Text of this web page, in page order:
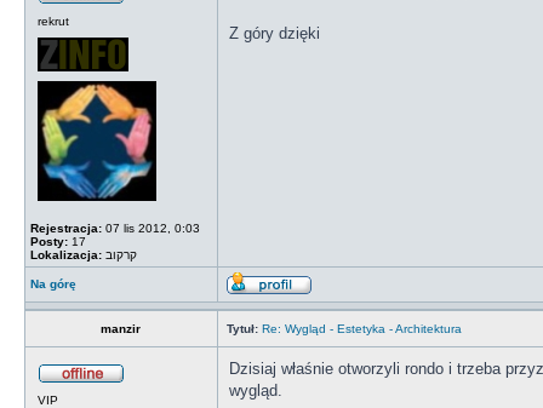
rekrut
Rejestracja: 07 lis 2012, 0:03
Posty: 17
Lokalizacja: קרקוב
Z góry dzięki
Na górę
manzir Tytuł: Re: Wygląd - Estetyka - Architektura
VIP
Dzisiaj właśnie otworzyli rondo i trzeba
wygląd.